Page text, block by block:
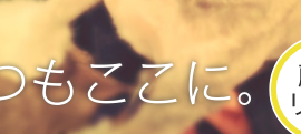
もここに。